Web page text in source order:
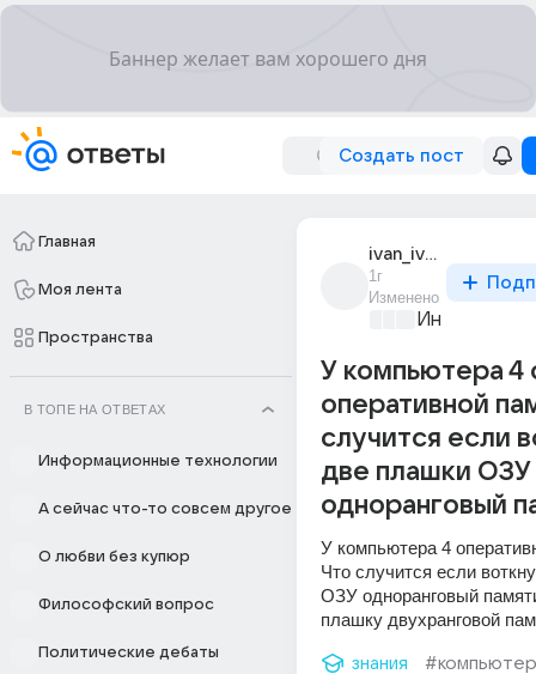
Создать пост
Главная
Моя лента
Пространства
В ТОПЕ НА ОТВЕТАХ
Информационные технологии
А сейчас что-то совсем другое
О любви без купюр
Философский вопрос
Политические дебаты
ivan_ivanov_184147
1г
Изменено
У компьютера 4
оперативной
случится если
две плашки ОЗУ
одноранговый
У компьютера 4
Что случится если
ОЗУ одноранговый
плашку двухранговой
знания #компьютер